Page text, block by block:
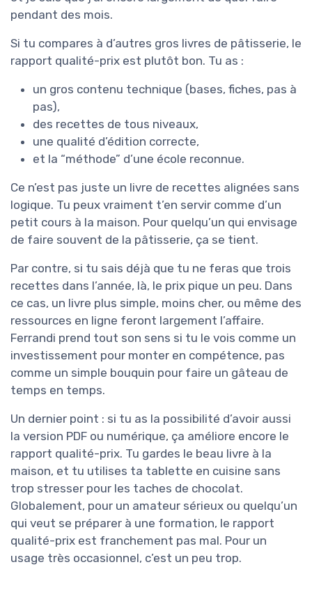
pendant des mois.
Si tu compares à d’autres gros livres de pâtisserie, le
rapport qualité-prix est plutôt bon. Tu as :
un gros contenu technique (bases, fiches, pas à
pas),
des recettes de tous niveaux,
une qualité d’édition correcte,
et la “méthode” d’une école reconnue.
Ce n’est pas juste un livre de recettes alignées sans
logique. Tu peux vraiment t’en servir comme d’un
petit cours à la maison. Pour quelqu’un qui envisage
de faire souvent de la pâtisserie, ça se tient.
Par contre, si tu sais déjà que tu ne feras que trois
recettes dans l’année, là, le prix pique un peu. Dans
ce cas, un livre plus simple, moins cher, ou même des
ressources en ligne feront largement l’affaire.
Ferrandi prend tout son sens si tu le vois comme un
investissement pour monter en compétence, pas
comme un simple bouquin pour faire un gâteau de
temps en temps.
Un dernier point : si tu as la possibilité d’avoir aussi
la version PDF ou numérique, ça améliore encore le
rapport qualité-prix. Tu gardes le beau livre à la
maison, et tu utilises ta tablette en cuisine sans
trop stresser pour les taches de chocolat.
Globalement, pour un amateur sérieux ou quelqu’un
qui veut se préparer à une formation, le rapport
qualité-prix est franchement pas mal. Pour un
usage très occasionnel, c’est un peu trop.